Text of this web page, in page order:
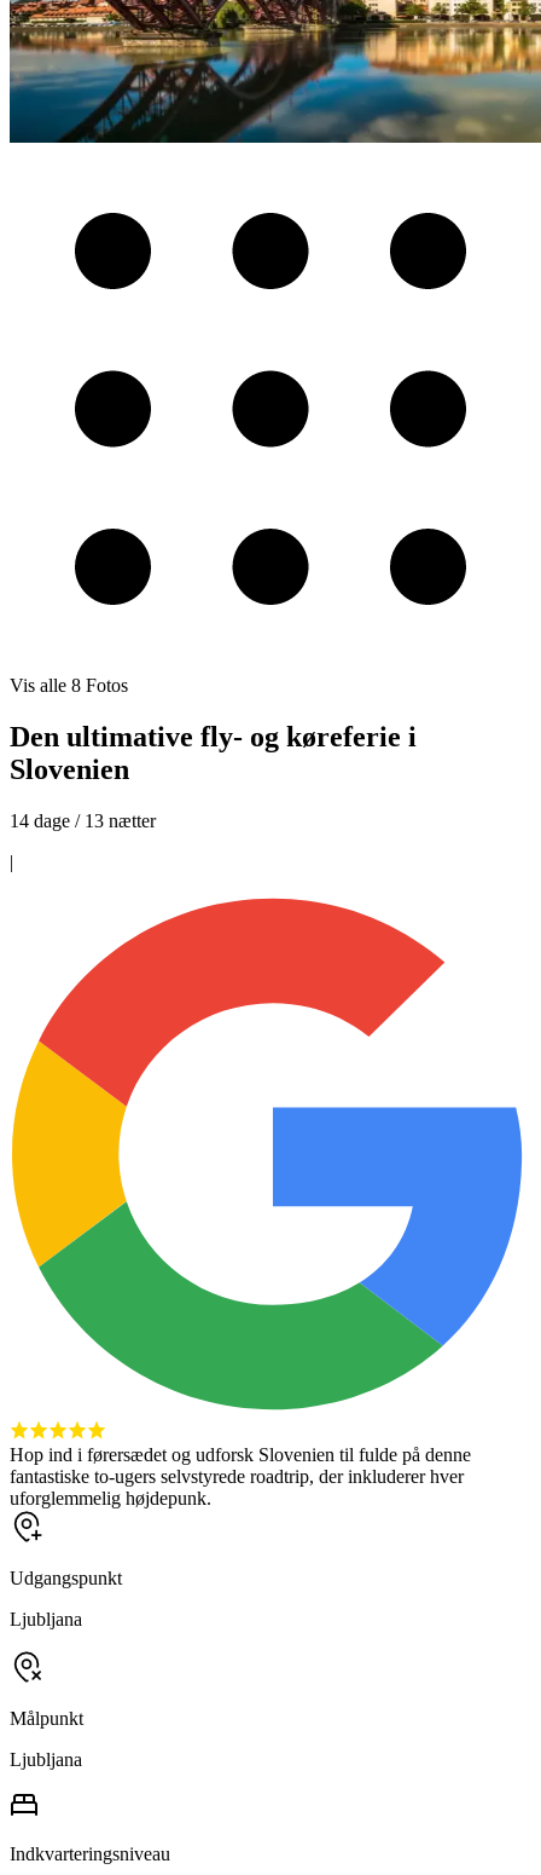
Vis alle 8 Fotos
Den ultimative fly- og køreferie i
Slovenien
14 dage / 13 nætter
|
Hop ind i førersædet og udforsk Slovenien til fulde på denne
fantastiske to-ugers selvstyrede roadtrip, der inkluderer hver
uforglemmelig højdepunk.
Udgangspunkt
Ljubljana
Målpunkt
Ljubljana
Indkvarteringsniveau